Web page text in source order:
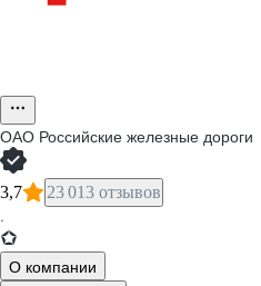
ОАО Российские железные дороги
3,7 23 013 отзывов
·
О компании